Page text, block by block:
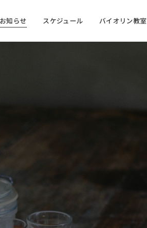
お知らせ スケジュール バイオリン教室